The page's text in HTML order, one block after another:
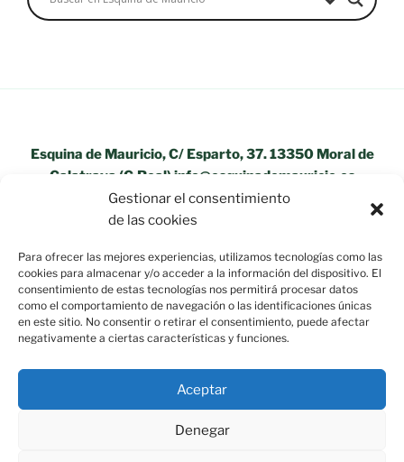
Gestionar el consentimiento
de las cookies
Para ofrecer las mejores experiencias, utilizamos tecnologías como las
cookies para almacenar y/o acceder a la información del dispositivo. El
consentimiento de estas tecnologías nos permitirá procesar datos
como el comportamiento de navegación o las identificaciones únicas
en este sitio. No consentir o retirar el consentimiento, puede afectar
negativamente a ciertas características y funciones.
Aceptar
Denegar
Esquina de Mauricio, C/ Esparto, 37. 13350 Moral de
Calatrava (C.Real) info@esquinademauricio.es
«Aviso Legal»